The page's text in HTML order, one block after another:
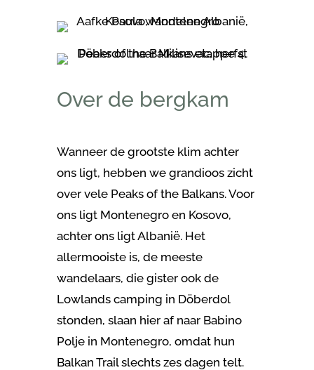
Over de bergkam
Wanneer de grootste klim achter
ons ligt, hebben we grandioos zicht
over vele Peaks of the Balkans. Voor
ons ligt Montenegro en Kosovo,
achter ons ligt Albanië. Het
allermooiste is, de meeste
wandelaars, die gister ook de
Lowlands camping in Döberdol
stonden, slaan hier af naar Babino
Polje in Montenegro, omdat hun
Balkan Trail slechts zes dagen telt.